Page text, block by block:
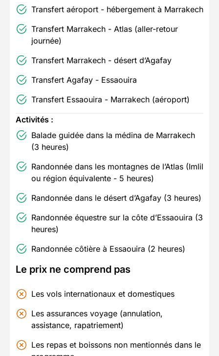
Transfert aéroport - hébergement à Marrakech
Transfert Marrakech - Atlas (aller-retour
journée)
Transfert Marrakech - désert d’Agafay
Transfert Agafay - Essaouira
Transfert Essaouira - Marrakech (aéroport)
Activités :
Balade guidée dans la médina de Marrakech
(3 heures)
Randonnée dans les montagnes de l’Atlas (Imlil
ou région équivalente - 5 heures)
Randonnée dans le désert d’Agafay (3 heures)
Randonnée équestre sur la côte d’Essaouira (3
heures)
Randonnée côtière à Essaouira (2 heures)
Le prix ne comprend pas
Les vols internationaux et domestiques
Les assurances voyage (annulation,
assistance, rapatriement)
Les repas et boissons non mentionnés dans le